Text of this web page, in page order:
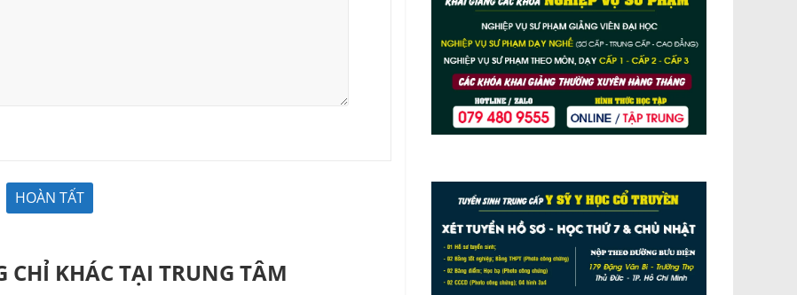
CHỈ KHÁC TẠI TRUNG TÂM